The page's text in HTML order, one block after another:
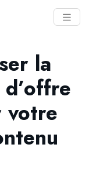
la
votre